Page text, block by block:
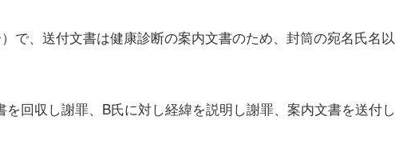
で、送付文書は健康診断の案内文書のため、封筒の宛名氏名以
回収し謝罪、B氏に対し経緯を説明し謝罪、案内文書を送付し